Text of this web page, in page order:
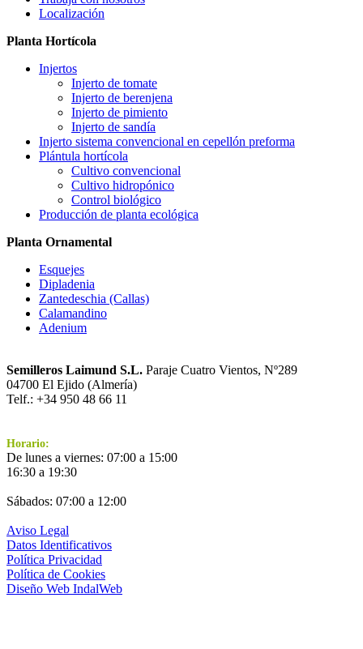
Localización
Planta Hortícola
Injertos
Injerto de tomate
Injerto de berenjena
Injerto de pimiento
Injerto de sandía
Injerto sistema convencional en cepellón preforma
Plántula hortícola
Cultivo convencional
Cultivo hidropónico
Control biológico
Producción de planta ecológica
Planta Ornamental
Esquejes
Dipladenia
Zantedeschia (Callas)
Calamandino
Adenium
Semilleros Laimund S.L. Paraje Cuatro Vientos, Nº289
04700 El Ejido (Almería)
Telf.: +34 950 48 66 11
Horario:
De lunes a viernes: 07:00 a 15:00
16:30 a 19:30
Sábados: 07:00 a 12:00
Aviso Legal
Datos Identificativos
Política Privacidad
Política de Cookies
Diseño Web IndalWeb